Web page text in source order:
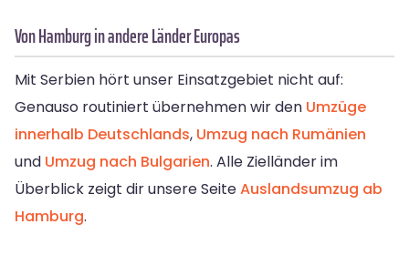
Von Hamburg in andere Länder Europas
Mit Serbien hört unser Einsatzgebiet nicht auf:
Genauso routiniert übernehmen wir den Umzüge
innerhalb Deutschlands, Umzug nach Rumänien
und Umzug nach Bulgarien. Alle Zielländer im
Überblick zeigt dir unsere SeiteAuslandsumzug ab
Hamburg.